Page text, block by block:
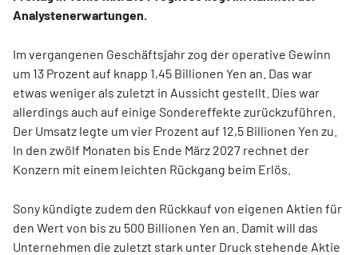
Analystenerwartungen.
Im vergangenen Geschäftsjahr zog der operative Gewinn
um 13 Prozent auf knapp 1,45 Billionen Yen an. Das war
etwas weniger als zuletzt in Aussicht gestellt. Dies war
allerdings auch auf einige Sondereffekte zurückzuführen.
Der Umsatz legte um vier Prozent auf 12,5 Billionen Yen zu.
In den zwölf Monaten bis Ende März 2027 rechnet der
Konzern mit einem leichten Rückgang beim Erlös.
Sony kündigte zudem den Rückkauf von eigenen Aktien für
den Wert von bis zu 500 Billionen Yen an. Damit will das
Unternehmen die zuletzt stark unter Druck stehende Aktie